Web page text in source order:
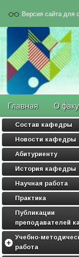
Версия сайта для
Главная О
Состав кафедры
Новости кафедры
Абитуриенту
История кафедры
Научная работа
Практика
Публикации
преподавателей
Учебно-
работа